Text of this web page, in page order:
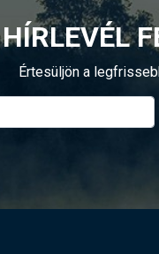
HÍRLEVÉL
Értesüljön a